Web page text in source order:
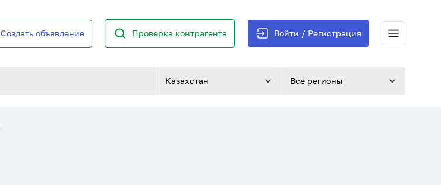
Создать объявление Проверка контрагента Войти / Регистрация
Казахстан Все регионы